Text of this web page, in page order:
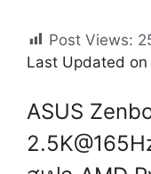
Post Views:
Last Updated
ASUS